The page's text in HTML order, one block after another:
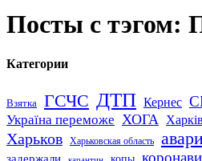
Посты с тэгом:
Категории
Взятка ГСЧС ДТП Кернес
Україна переможе ХОГА Харків
Харьков Харьковская область